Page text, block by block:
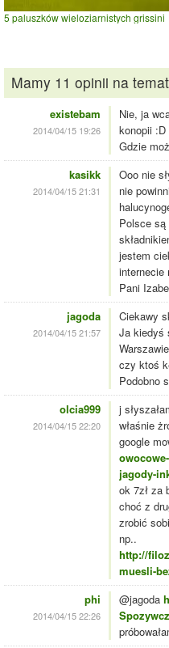
5 paluszków wieloziarnistych grissini
Mamy 11 opinii na
existebam
2014/04/15 19:26
Nie, ja
konopii :D
Gdzie
kasikk
2014/04/15 21:31
Ooo nie
nie
Polsce
jestem
internecie
Pani
jagoda
2014/04/15 21:57
Ciekawy
Ja kiedyś
czy ktoś
Podobno
olcia999
2014/04/15 22:20
j
właśnie
google
jagody-
ok 7zł za
choć z
zrobić
np..
http://
muesli-
phi
2014/04/15 22:26
@jagoda